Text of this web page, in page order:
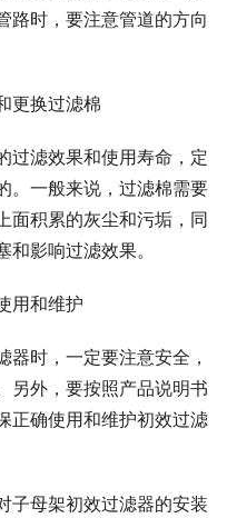
路时，要注意管道的方向
更换过滤棉
过滤效果和使用寿命，定
。一般来说，过滤棉需要
面积累的灰尘和污垢，同
影响过滤效果。
用和维护
时，一定要注意安全，
另外，要按照产品说明书
正确使用和维护初效过滤
子母架初效过滤器的安装